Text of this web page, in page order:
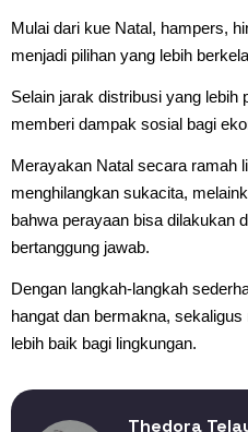
Mulai dari kue Natal, hampers,
menjadi pilihan yang lebih
Selain jarak distribusi yang lebih
memberi dampak sosial bagi
Merayakan Natal secara ramah
menghilangkan sukacita,
bahwa perayaan bisa dilakukan
bertanggung jawab.
Dengan langkah-langkah
hangat dan bermakna,
lebih baik bagi lingkungan.
Thedora